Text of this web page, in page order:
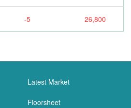
-5 26,800
Latest Market
Floorsheet